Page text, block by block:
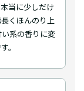
当に少しだけ
くほんのり上
系の香りに変
。